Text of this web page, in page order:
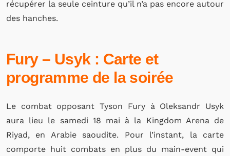
récupérer la seule ceinture qu’il n’a pas encore autour
des hanches.
Fury – Usyk : Carte et
programme de la soirée
Le combat opposant Tyson Fury à Oleksandr Usyk
aura lieu le samedi 18 mai à la Kingdom Arena de
Riyad, en Arabie saoudite. Pour l’instant, la carte
comporte huit combats en plus du main-event qui